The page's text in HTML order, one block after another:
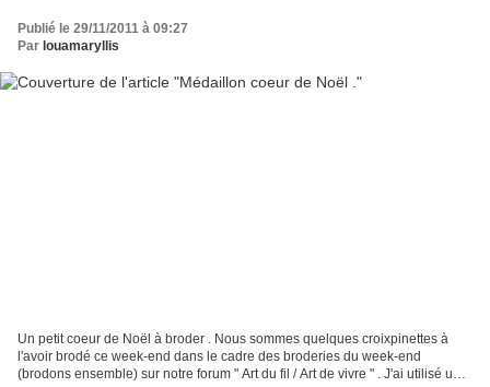
Publié le 29/11/2011 à 09:27
Par louamaryllis
Un petit coeur de Noël à broder . Nous sommes quelques croixpinettes à
l'avoir brodé ce week-end dans le cadre des broderies du week-end
(brodons ensemble) sur notre forum " Art du fil / Art de vivre " . J'ai utilisé une